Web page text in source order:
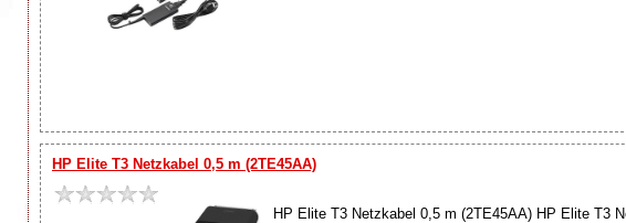
HP Elite T3 Netzkabel 0,5 m (2TE45AA)
HP Elite T3 Netzkabel 0,5 m (2TE45AA) HP Elite T3